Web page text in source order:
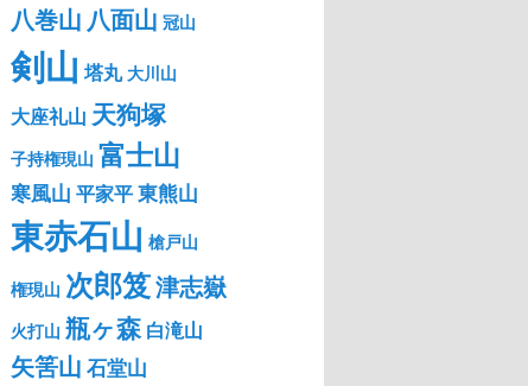
八巻山 八面山 冠山
剣山 塔丸 大川山
大座礼山 天狗塚
子持権現山 富士山
寒風山 平家平東熊山
東赤石山 槍戸山
権現山 次郎笈津志嶽
火打山 瓶ヶ森 白滝山
矢筈山 石堂山